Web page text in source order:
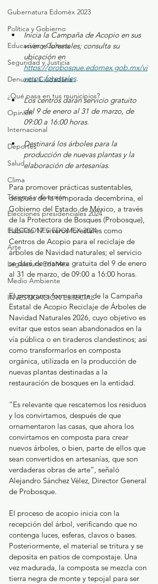
Gubernatura Edoméx 2023
Política y Gobierno
Educación y Cultura
Seguridad y Justicia
Denuncia Ciudadana
¿Qué pasa en tus municipios?
Opinión
Internacional
Deportes
Salud
Clima
Turismo y diversión
Elecciones presidenciales 2024
ELECCIONES EDOMEX 2024
Arte
Legislatura EdoMéx
Medio Ambiente
INVESTIGACIÓN ESPECIAL
Inicia la Campaña de Acopio en sus
viveros forestales; consulta su
ubicación en
https://probosque.edomex.gob.mx/vi
veros_forestales.
Los centros darán servicio gratuito
del 9 de enero al 31 de marzo, de
09:00 a 16:00 horas.
Destinará los árboles para la
producción de nuevas plantas y la
elaboración de artesanías.
Para promover prácticas sustentables,
después de la temporada decembrina, el
Gobierno del Estado de México, a través
de la Protectora de Bosques (Probosque),
habilitó 17 viveros forestales como
Centros de Acopio para el reciclaje de
árboles de Navidad naturales; el servicio
se dará de manera gratuita del 9 de enero
al 31 de marzo, de 09:00 a 16:00 horas.
El programa forma parte de la Campaña
Estatal de Acopio Reciclaje de Árboles de
Navidad Naturales 2026, cuyo objetivo es
evitar que estos sean abandonados en la
vía pública o en tiraderos clandestinos; así
como transformarlos en composta
orgánica, utilizada en la producción de
nuevas plantas destinadas a la
restauración de bosques en la entidad.
“Es relevante que rescatemos los residuos
y los convirtamos, después de que
ornamentaron las casas, que ahora los
convirtamos en composta para crear
nuevos árboles, o bien, parte de ellos que
sean convertidos en artesanías, que son
verdaderas obras de arte”, señaló
Alejandro Sánchez Vélez, Director General
de Probosque.
El proceso de acopio inicia con la
recepción del árbol, verificando que no
contenga luces, esferas, clavos o bases.
Posteriormente, el material se tritura y se
deposita en patios de compostaje. Una
vez madurada, la composta se mezcla con
tierra negra de monte y tepojal para ser